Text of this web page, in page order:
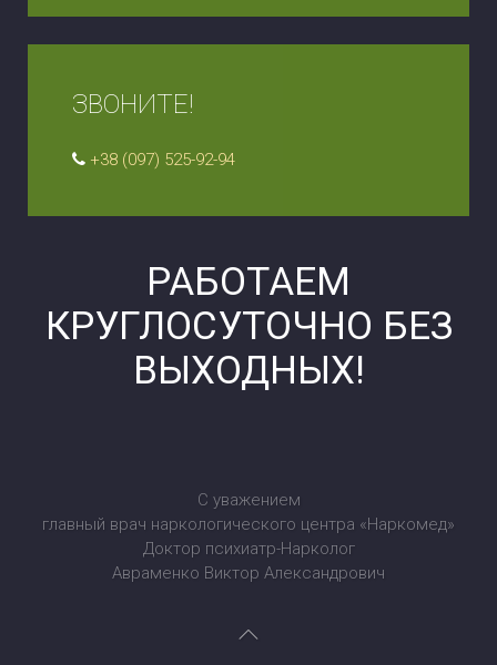
ЗВОНИТЕ!
+38 (097) 525-92-94
РАБОТАЕМ
КРУГЛОСУТОЧНО БЕЗ
ВЫХОДНЫХ!
С уважением
главный врач наркологического центра «Наркомед»
Доктор психиатр-Нарколог
Авраменко Виктор Александрович